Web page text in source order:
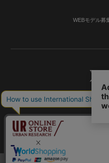
WEBモデル募
©URBAN RESEARCH